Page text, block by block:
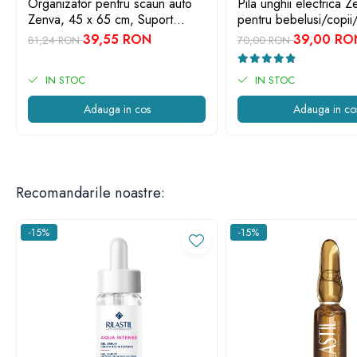
Zenva, 45 x 65 cm, Suport
Tableta, Impermeabil, Negru,
Protectie Scaun Auto, Spatar
81,24 RON39,55 RON
IN STOC
Adauga in cos
pentru bebelusi/
capete de schimb,
70,00 RON39,00
IN STOC
Adauga in
Recomandarile noastre:
-15% -15%